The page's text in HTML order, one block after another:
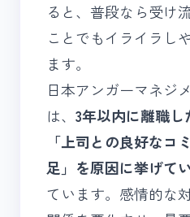
ると、普段なら受け
ことでもイライラし
ます。
日本アンガーマネジ
は、 3年以内に離職
「上司との良好なコ
足」を原因に挙げて
ています。感情的な